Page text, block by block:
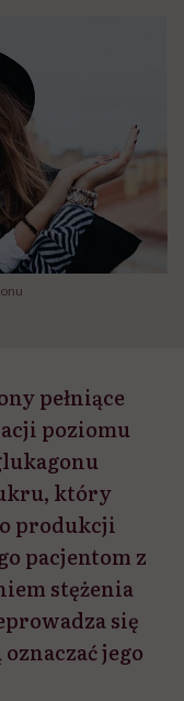
pełniące
poziomu
który
produkcji
pacjentom z
stężenia
się
jego